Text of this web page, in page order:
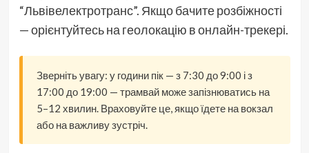
“Львівелектротранс”. Якщо бачите розбіжності
— орієнтуйтесь на геолокацію в онлайн-трекері.
Зверніть увагу: у години пік — з 7:30 до 9:00 і з
17:00 до 19:00 — трамвай може запізнюватись на
5–12 хвилин. Враховуйте це, якщо їдете на вокзал
або на важливу зустріч.